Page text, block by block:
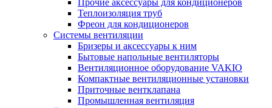
Прочие аксессуары для кондиционеров
Теплоизоляция труб
Фреон для кондиционеров
Системы вентиляции
Бризеры и аксессуары к ним
Бытовые напольные вентиляторы
Вентиляционное оборудование VAKIO
Компактные вентиляционные установки
Приточные вентклапана
Промышленная вентиляция